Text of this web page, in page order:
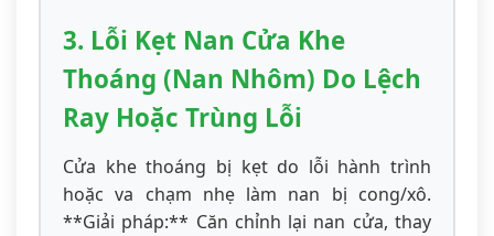
3. Lỗi Kẹt Nan Cửa Khe
Thoáng (Nan Nhôm) Do Lệch
Ray Hoặc Trùng Lỗi
Cửa khe thoáng bị kẹt do lỗi hành trình
hoặc va chạm nhẹ làm nan bị cong/xô.
**Giải pháp:** Căn chỉnh lại nan cửa, thay